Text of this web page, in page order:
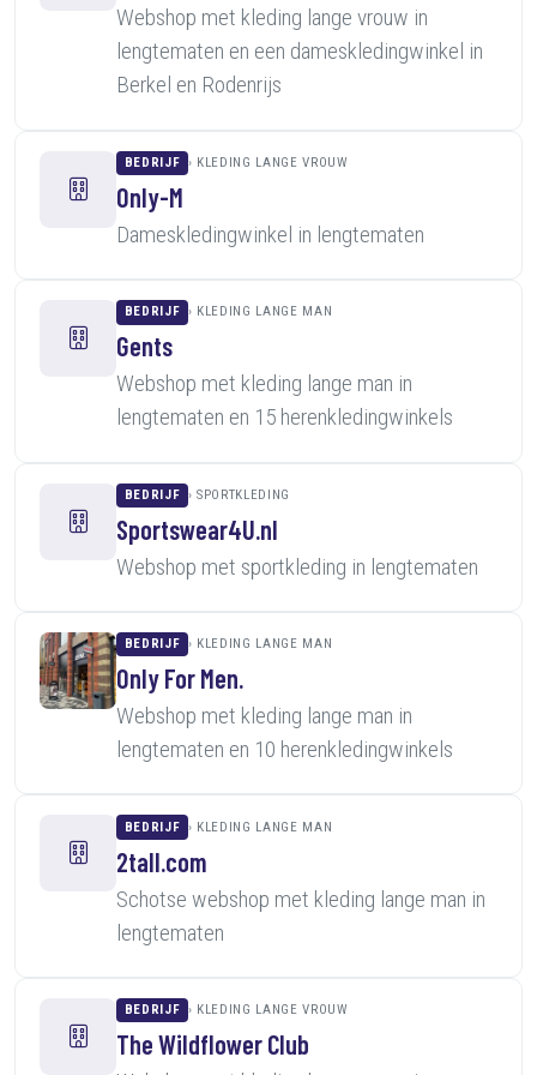
Webshop met kleding lange vrouw in
lengtematen en een dameskledingwinkel in
Berkel en Rodenrijs
BEDRIJF KLEDING LANGE VROUW
Only-M
Dameskledingwinkel in lengtematen
BEDRIJF KLEDING LANGE MAN
Gents
Webshop met kleding lange man in
lengtematen en 15 herenkledingwinkels
BEDRIJF SPORTKLEDING
Sportswear4U.nl
Webshop met sportkleding in lengtematen
BEDRIJF KLEDING LANGE MAN
Only For Men.
Webshop met kleding lange man in
lengtematen en 10 herenkledingwinkels
BEDRIJF KLEDING LANGE MAN
2tall.com
Schotse webshop met kleding lange man in
lengtematen
BEDRIJF KLEDING LANGE VROUW
The Wildflower Club